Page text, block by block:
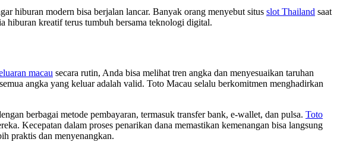
hiburan modern bisa berjalan lancar. Banyak orang menyebut situs slot Thailand saat
hiburan kreatif terus tumbuh bersama teknologi digital.
macau secara rutin, Anda bisa melihat tren angka dan menyesuaikan taruhan
angka yang keluar adalah valid. Toto Macau selalu berkomitmen menghadirkan
berbagai metode pembayaran, termasuk transfer bank, e-wallet, dan pulsa. Toto
Kecepatan dalam proses penarikan dana memastikan kemenangan bisa langsung
praktis dan menyenangkan.